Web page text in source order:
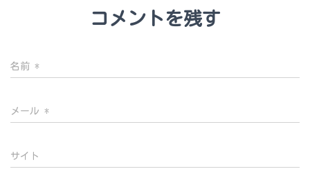
コメントを残す
名前 *
メール *
サイト